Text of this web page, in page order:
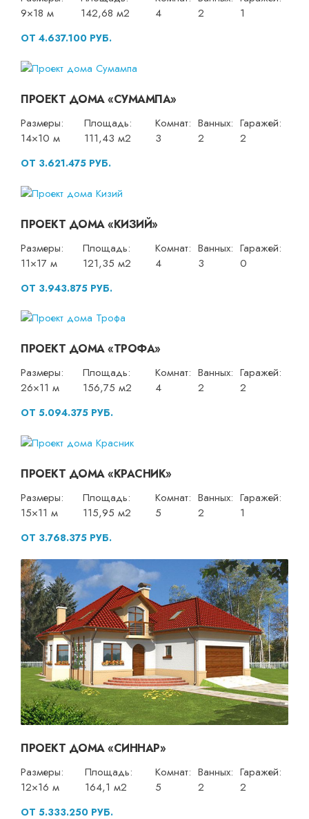
9×18 м
142,68 м2
4
2
1
ОТ 4.637.100 РУБ.
ПРОЕКТ ДОМА «СУМАМПА»
Размеры:
14×10 м
Площадь:
111,43 м2
Комнат:
3
Ванных:
2
Гаражей:
2
ОТ 3.621.475 РУБ.
ПРОЕКТ ДОМА «КИЗИЙ»
Размеры:
11×17 м
Площадь:
121,35 м2
Комнат:
4
Ванных:
3
Гаражей:
0
ОТ 3.943.875 РУБ.
ПРОЕКТ ДОМА «ТРОФА»
Размеры:
26×11 м
Площадь:
156,75 м2
Комнат:
4
Ванных:
2
Гаражей:
2
ОТ 5.094.375 РУБ.
ПРОЕКТ ДОМА «КРАСНИК»
Размеры:
15×11 м
Площадь:
115,95 м2
Комнат:
5
Ванных:
2
Гаражей:
1
ОТ 3.768.375 РУБ.
ПРОЕКТ ДОМА «СИННАР»
Размеры:
12×16 м
Площадь:
164,1 м2
Комнат:
5
Ванных:
2
Гаражей:
2
ОТ 5.333.250 РУБ.